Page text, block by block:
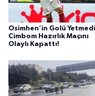
Osimhen’in Golü
Cimbom Hazırlık Maçını
Olaylı Kapattı!